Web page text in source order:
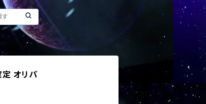
オリパ